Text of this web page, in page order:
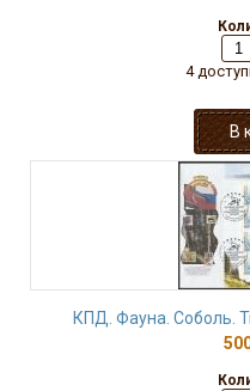
4
КПД. Фауна. Соболь.